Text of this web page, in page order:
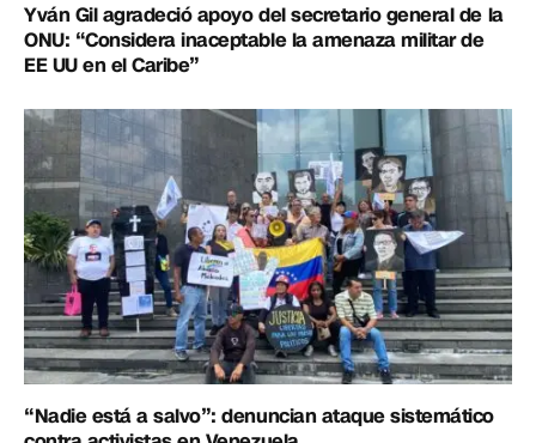
Yván Gil agradeció apoyo del secretario general de la
ONU: “Considera inaceptable la amenaza militar de
EE UU en el Caribe”
“Nadie está a salvo”: denuncian ataque sistemático